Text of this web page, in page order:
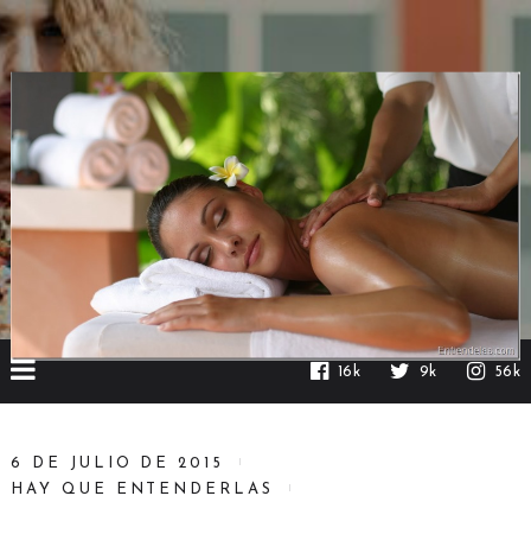
16k 9k 56k
6 DE JULIO DE 2015
HAY QUE ENTENDERLAS